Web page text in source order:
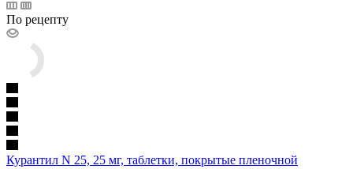
По рецепту
Курантил N 25, 25 мг, таблетки, покрытые пленочной